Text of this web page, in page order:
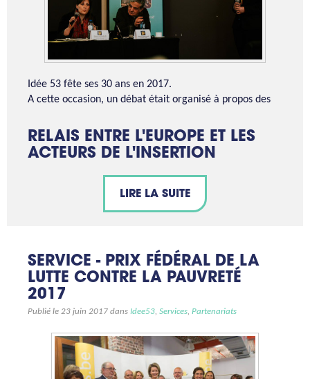
Idée 53 fête ses 30 ans en 2017.
A cette occasion, un débat était organisé à propos des
RELAIS ENTRE L'EUROPE ET LES
ACTEURS DE L'INSERTION
LIRE LA SUITE
SERVICE - PRIX FÉDÉRAL DE LA
LUTTE CONTRE LA PAUVRETÉ
2017
Publié le 23 juin 2017 dans Idee53, Services, Partenariats